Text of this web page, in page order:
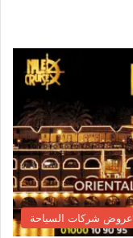
عروض شركات السياحة